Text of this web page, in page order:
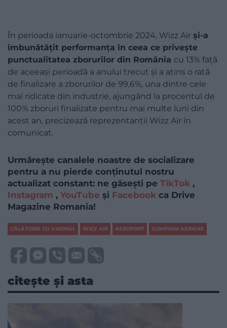
În perioada ianuarie-octombrie 2024, Wizz Air şi-a
îmbunătăţit performanţa în ceea ce priveşte
punctualitatea zborurilor din România cu 13% faţă
de aceeaşi perioadă a anului trecut şi a atins o rată
de finalizare a zborurilor de 99,6%, una dintre cele
mai ridicate din industrie, ajungând la procentul de
100% zboruri finalizate pentru mai multe luni din
acest an, precizează reprezentanţii Wizz Air în
comunicat.
Urmărește canalele noastre de socializare
pentru a nu pierde conținutul nostru
actualizat constant: ne găsești pe TikTok ,
Instagram , YouTube și Facebook ca Drive
Magazine Romania!
CĂLĂTORIE CU AVIONUL WIZZ AIR AEROPORT COMPANII AERIENE
citește și asta